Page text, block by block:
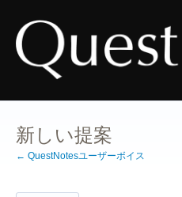
ン
テ
ン
ツ
新しい提案
← QuestNotesユーザーボイス